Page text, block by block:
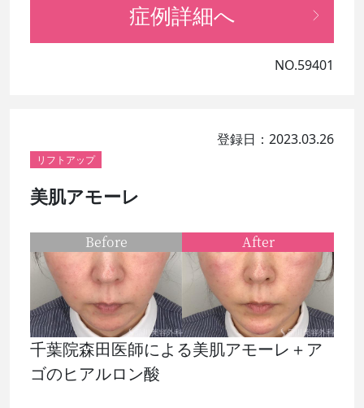
症例詳細へ
NO.59401
登録日：2023.03.26
リフトアップ
美肌アモーレ
千葉院森田医師による美肌アモーレ＋ア
ゴのヒアルロン酸
Before After